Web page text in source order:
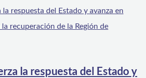
la respuesta del Estado y